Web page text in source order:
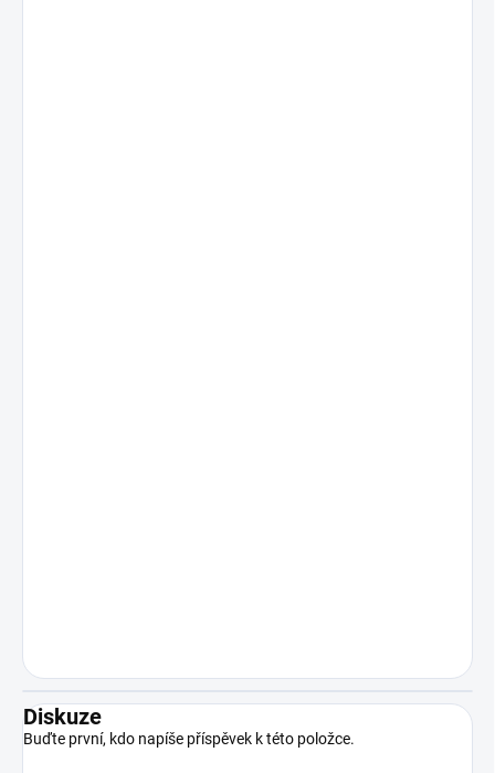
Diskuze
Buďte první, kdo napíše příspěvek k této položce.